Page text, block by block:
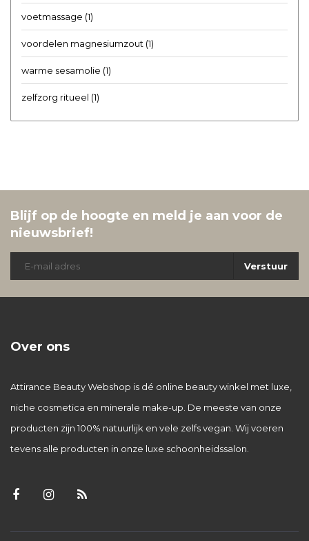
voetmassage (1)
voordelen magnesiumzout (1)
warme sesamolie (1)
zelfzorg ritueel (1)
Blijf op de hoogte en meld je aan voor de
nieuwsbrief!
Verstuur
Over ons
Attirance Beauty Webshop is dé online beauty winkel met luxe,
niche cosmetica en minerale make-up. De meeste van onze
producten zijn 100% natuurlijk en vele zelfs vegan. Wij voeren
tevens alle producten in onze luxe schoonheidssalon.